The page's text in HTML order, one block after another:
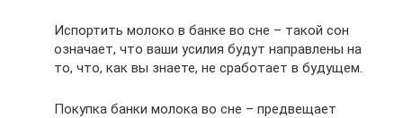
Испортить молоко в банке во сне – такой сон
означает, что ваши усилия будут направлены на
то, что, как вы знаете, не сработает в будущем.
Покупка банки молока во сне – предвещает